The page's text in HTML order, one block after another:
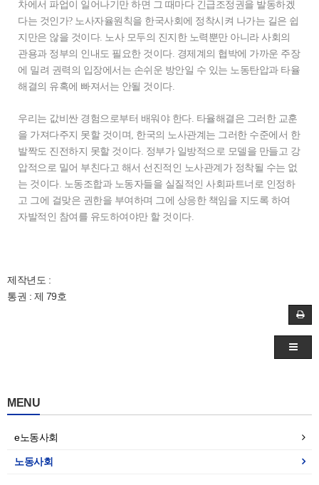
차에서 파업이 일어나기만 하면 그 때마다 긴급조정권을 발동하겠
다는 것인가? 노사자율원칙을 한국사회에 정착시켜 나가는 길은 쉽
지만은 않을 것이다. 노사 모두의 진지한 노력뿐만 아니라 사회의
관용과 정부의 인내도 필요한 것이다. 경제계의 협박에 가까운 주장
에 밀려 권력의 입장에서는 손쉬운 방안일 수 있는 노동탄압과 타율
해결의 유혹에 빠져서는 안될 것이다.
우리는 값비싼 경험으로부터 배워야 한다. 타율해결은 그러한 교훈
을 가져다주지 못할 것이며, 한국의 노사관계는 그러한 수준에서 한
발짝도 진전하지 못할 것이다. 정부가 일방적으로 모델을 만들고 강
압적으로 밀어 부친다고 해서 선진적인 노사관계가 정착될 수는 없
는 것이다. 노동조합과 노동자들을 실질적인 사회파트너로 인정하
고 그에 걸맞은 권한을 부여하며 그에 상응한 책임을 지도록 하여
자발적인 참여를 유도하여야만 할 것이다.
제작년도 :
통권 : 제 79호
MENU
e노동사회
노동사회